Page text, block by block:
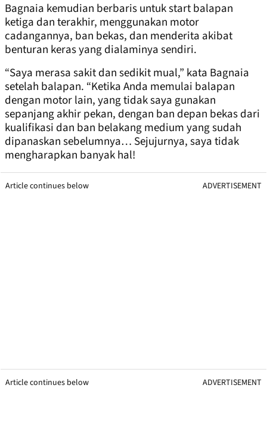
Bagnaia kemudian berbaris untuk start balapan
ketiga dan terakhir, menggunakan motor
cadangannya, ban bekas, dan menderita akibat
benturan keras yang dialaminya sendiri.
“Saya merasa sakit dan sedikit mual,” kata Bagnaia
setelah balapan. “Ketika Anda memulai balapan
dengan motor lain, yang tidak saya gunakan
sepanjang akhir pekan, dengan ban depan bekas dari
kualifikasi dan ban belakang medium yang sudah
dipanaskan sebelumnya… Sejujurnya, saya tidak
mengharapkan banyak hal!
Article continues below ADVERTISEMENT
Article continues below ADVERTISEMENT